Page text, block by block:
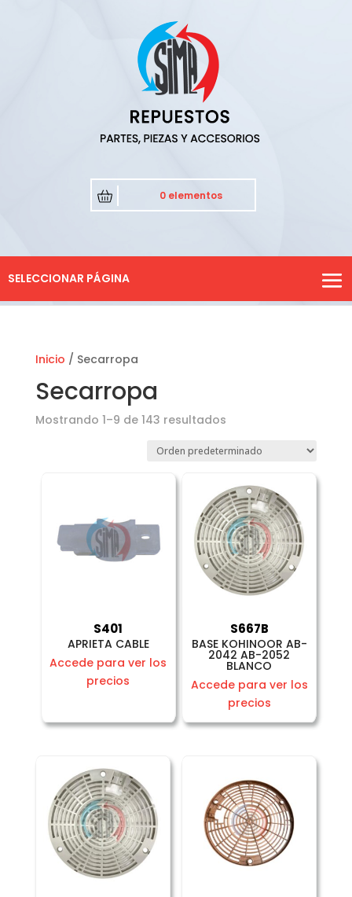
0 elementos
SELECCIONAR PÁGINA
Inicio / Secarropa
Secarropa
Mostrando 1–9 de 143 resultados
S401
APRIETA CABLE
Accede para ver los
precios
S667B
BASE KOHINOOR AB-
2042 AB-2052
BLANCO
Accede para ver los
precios